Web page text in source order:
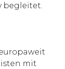
begleitet.
mit